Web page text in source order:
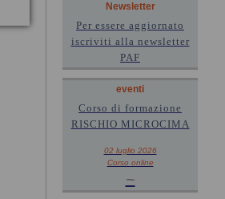
Newsletter
Per essere aggiornato
iscriviti alla newsletter
PAF
eventi
Corso di formazione
RISCHIO MICROCIMA
02 luglio 2026
Corso online
~